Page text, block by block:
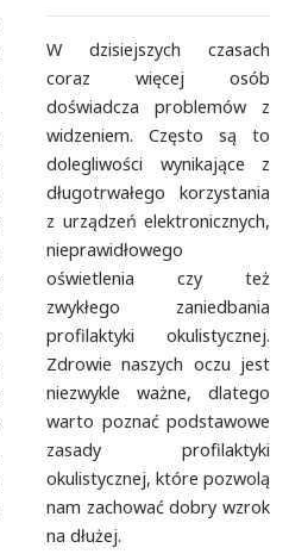
W dzisiejszych czasach
coraz więcej osób
doświadcza problemów z
widzeniem. Często są to
dolegliwości wynikające z
długotrwałego korzystania
z urządzeń elektronicznych,
nieprawidłowego
oświetlenia czy też
zwykłego zaniedbania
profilaktyki okulistycznej.
Zdrowie naszych oczu jest
niezwykle ważne, dlatego
warto poznać podstawowe
zasady profilaktyki
okulistycznej, które pozwolą
nam zachować dobry wzrok
na dłużej.